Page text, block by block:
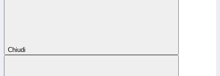
Chiudi